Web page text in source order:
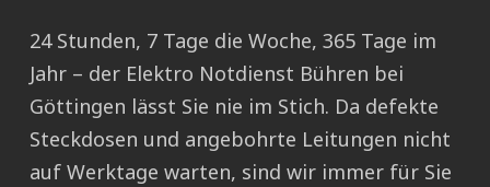
24 Stunden, 7 Tage die Woche, 365 Tage im
Jahr – der Elektro Notdienst Bühren bei
Göttingen lässt Sie nie im Stich. Da defekte
Steckdosen und angebohrte Leitungen nicht
auf Werktage warten, sind wir immer für Sie